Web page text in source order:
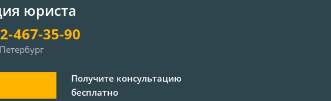
юриста
467-35-90
Получите консультацию
бесплатно